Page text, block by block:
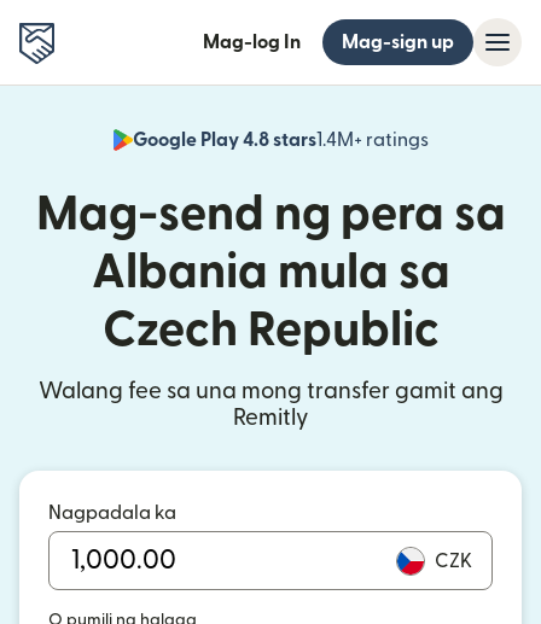
Mag-log In Mag-sign up
Google Play 4.8 stars1.4M+ ratings
(bubukas
Mag-send ng pera sa
Albania mula sa
Czech Republic
Walang fee sa una mong transfer gamit ang
Remitly
Nagpadala ka
CZK
O pumili ng halaga